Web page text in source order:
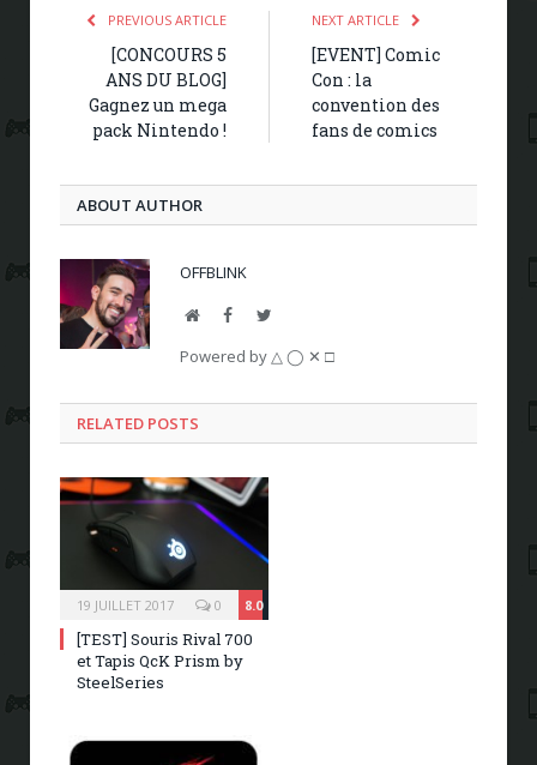
PREVIOUS ARTICLE
[CONCOURS 5
ANS DU BLOG]
Gagnez un mega
pack Nintendo !
NEXT ARTICLE
[EVENT] Comic
Con : la
convention des
fans de comics
ABOUT AUTHOR
OFFBLINK
WebsiteFacebookTwitter
Powered by △ ◯ ✕ □
RELATED POSTS
19 JUILLET 2017 8.0
0
[TEST] Souris Rival 700
et Tapis QcK Prism by
SteelSeries